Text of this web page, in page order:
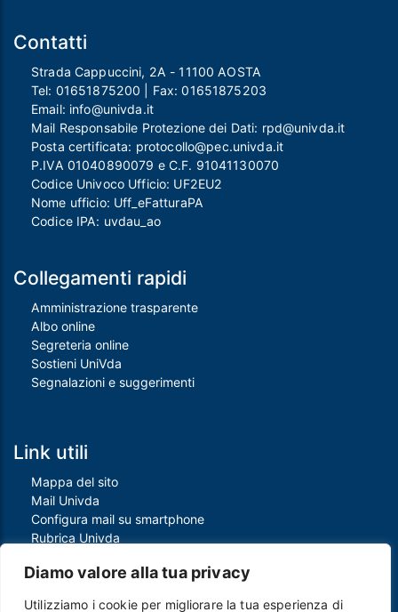
Diamo valore alla tua privacy
Utilizziamo i cookie per migliorare la tua esperienza di
Contatti
Strada Cappuccini, 2A - 11100 AOSTA
Tel: 01651875200 | Fax:01651875203
Email: info@univda.it
Mail Responsabile Protezione dei Dati: rpd@univda.it
Posta certificata: protocollo@pec.univda.it
P.IVA 01040890079 e C.F. 91041130070
Codice Univoco Ufficio: UF2EU2
Nome ufficio: Uff_eFatturaPA
Codice IPA: uvdau_ao
Collegamenti rapidi
Amministrazione trasparente
Albo online
Segreteria online
Sostieni UniVda
Segnalazioni e suggerimenti
Link utili
Mappa del sito
Mail Univda
Configura mail su smartphone
Rubrica Univda